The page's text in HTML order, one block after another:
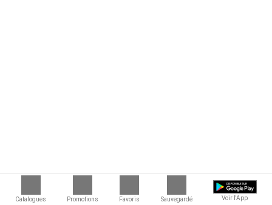
Catalogues Promotions Favoris Sauvegardé Voir l'App